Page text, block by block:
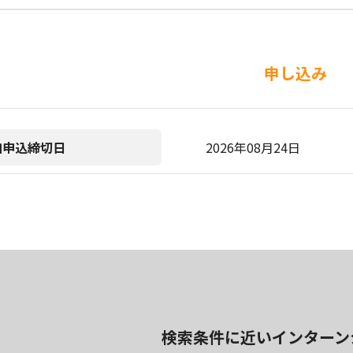
申し込み
込締切日 2026年08月24日
検索条件に近いインター